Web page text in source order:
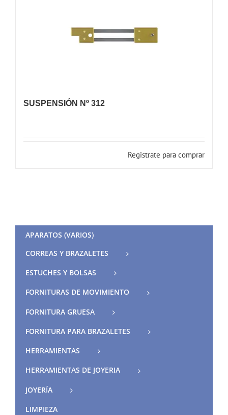
SUSPENSIÓN Nº 312
Registrate para comprar
APARATOS (VARIOS)
CORREAS Y BRAZALETES
ESTUCHES Y BOLSAS
FORNITURAS DE MOVIMIENTO
FORNITURA GRUESA
FORNITURA PARA BRAZALETES
HERRAMIENTAS
HERRAMIENTAS DE JOYERIA
JOYERÍA
LIMPIEZA